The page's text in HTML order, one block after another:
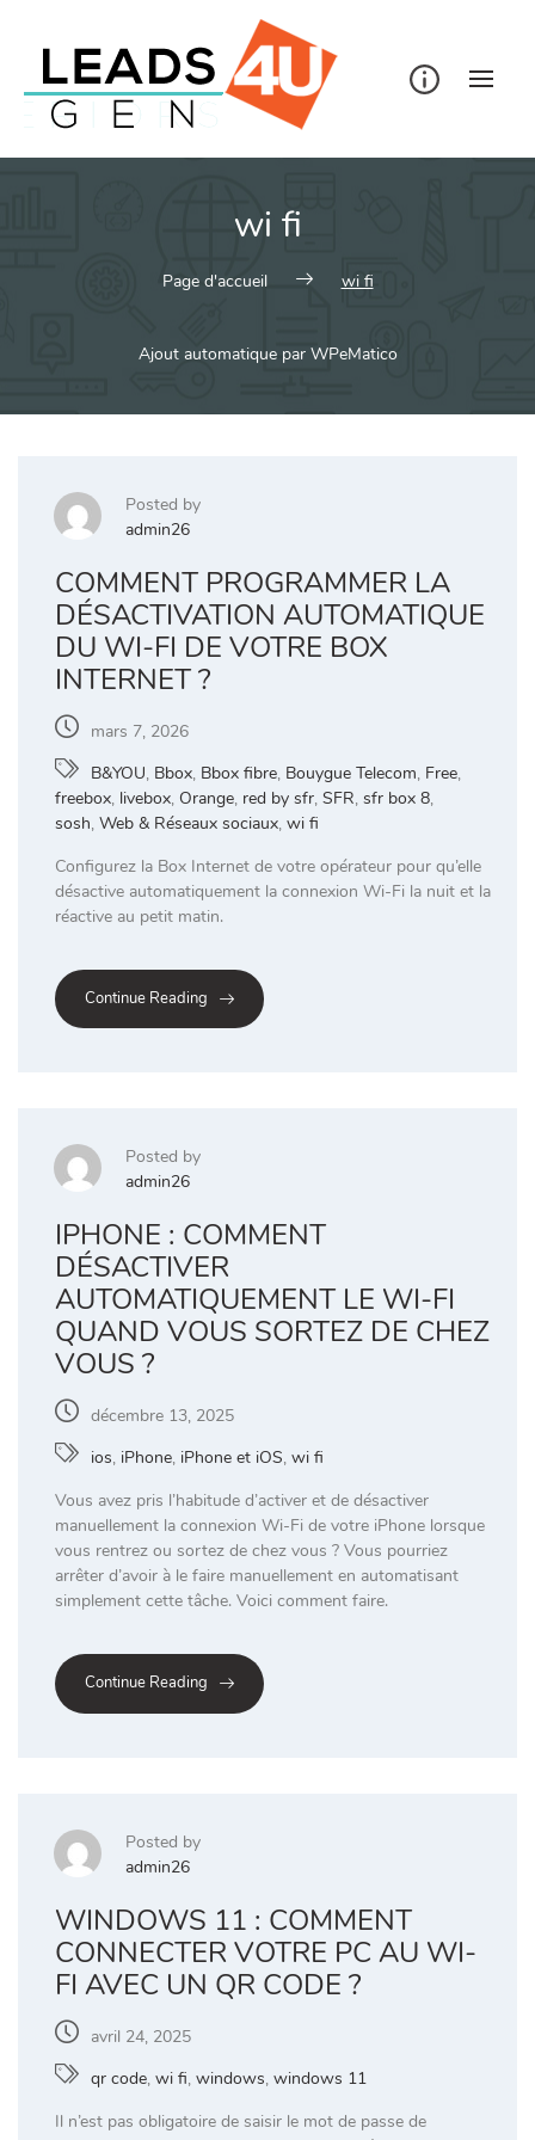
wi fi
Page d'accueil wi fi
Ajout automatique par WPeMatico
Posted by
admin26
COMMENT PROGRAMMER LA
DÉSACTIVATION AUTOMATIQUE
DU WI-FI DE VOTRE BOX
INTERNET ?
mars 7, 2026
B&YOU, Bbox, Bbox fibre, Bouygue Telecom, Free,
freebox, livebox, Orange, red by sfr, SFR, sfr box 8,
sosh, Web & Réseaux sociaux, wi fi
Configurez la Box Internet de votre opérateur pour qu’elle
désactive automatiquement la connexion Wi-Fi la nuit et la
réactive au petit matin.
Continue Reading
Posted by
admin26
IPHONE : COMMENT
DÉSACTIVER
AUTOMATIQUEMENT LE WI-FI
QUAND VOUS SORTEZ DE CHEZ
VOUS ?
décembre 13, 2025
ios, iPhone, iPhone et iOS, wi fi
Vous avez pris l’habitude d’activer et de désactiver
manuellement la connexion Wi-Fi de votre iPhone lorsque
vous rentrez ou sortez de chez vous ? Vous pourriez
arrêter d’avoir à le faire manuellement en automatisant
simplement cette tâche. Voici comment faire.
Continue Reading
Posted by
admin26
WINDOWS 11 : COMMENT
CONNECTER VOTRE PC AU WI-
FI AVEC UN QR CODE ?
avril 24, 2025
qr code, wi fi, windows, windows 11
Il n’est pas obligatoire de saisir le mot de passe de